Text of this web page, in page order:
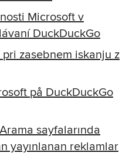
Microsoft v
DuckDuckGo
zasebnem iskanju z
på DuckDuckGo
sayfalarında
yayınlanan reklamlar